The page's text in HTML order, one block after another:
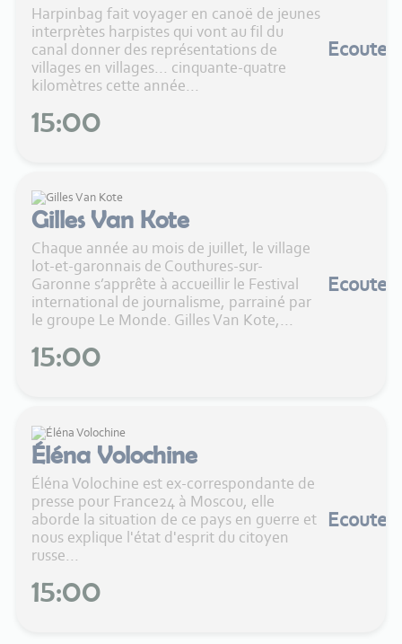
Harpinbag fait voyager en canoë de jeunes
interprètes harpistes qui vont au fil du
canal donner des représentations de
villages en villages... cinquante-quatre
kilomètres cette année...
15:00
Ecouter
Gilles Van Kote
Chaque année au mois de juillet, le village
lot-et-garonnais de Couthures-sur-
Garonne s’apprête à accueillir le Festival
international de journalisme, parrainé par
le groupe Le Monde. Gilles Van Kote,...
15:00
Ecouter
Éléna Volochine
Éléna Volochine est ex-correspondante de
presse pour France24 à Moscou, elle
aborde la situation de ce pays en guerre et
nous explique l'état d'esprit du citoyen
russe...
15:00
Ecouter